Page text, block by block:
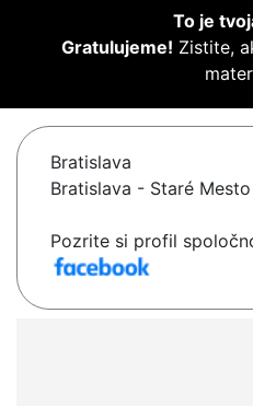
To je
Gratulujeme! Zistite,
Bratislava
Bratislava - Staré Mesto
Pozrite si profil